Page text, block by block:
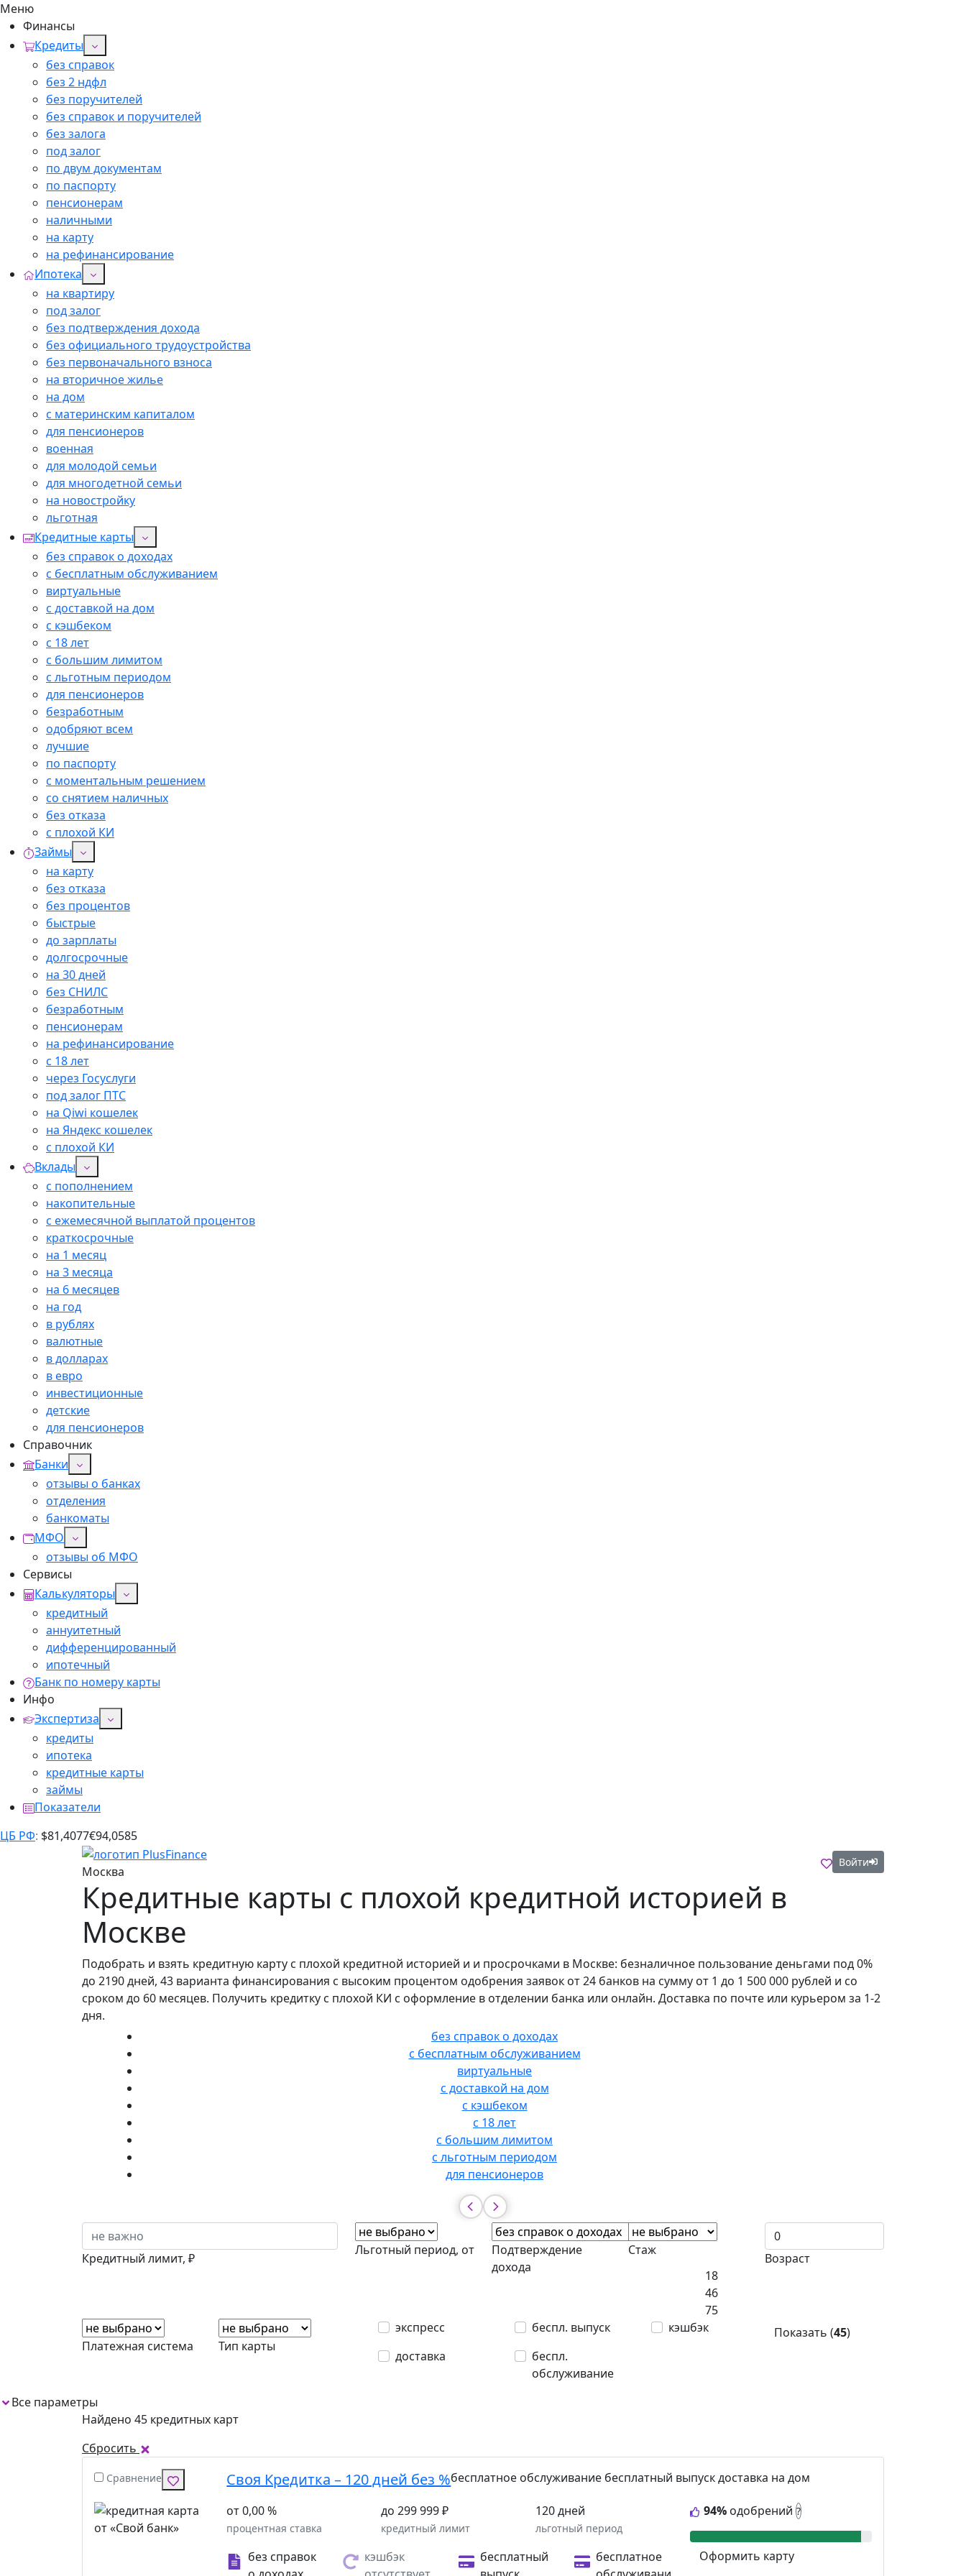
Меню
Финансы
Кредиты
без справок
без 2 ндфл
без поручителей
без справок и поручителей
без залога
под залог
по двум документам
по паспорту
пенсионерам
наличными
на карту
на рефинансирование
Ипотека
на квартиру
под залог
без подтверждения дохода
без официального трудоустройства
без первоначального взноса
на вторичное жилье
на дом
с материнским капиталом
для пенсионеров
военная
для молодой семьи
для многодетной семьи
на новостройку
льготная
Кредитные карты
без справок о доходах
с бесплатным обслуживанием
виртуальные
с доставкой на дом
с кэшбеком
с 18 лет
с большим лимитом
с льготным периодом
для пенсионеров
безработным
одобряют всем
лучшие
по паспорту
с моментальным решением
со снятием наличных
без отказа
с плохой КИ
Займы
на карту
без отказа
без процентов
быстрые
до зарплаты
долгосрочные
на 30 дней
без СНИЛС
безработным
пенсионерам
на рефинансирование
с 18 лет
через Госуслуги
под залог ПТС
на Qiwi кошелек
на Яндекс кошелек
с плохой КИ
Вклады
с пополнением
накопительные
с ежемесячной выплатой процентов
краткосрочные
на 1 месяц
на 3 месяца
на 6 месяцев
на год
в рублях
валютные
в долларах
в евро
инвестиционные
детские
для пенсионеров
Справочник
Банки
отзывы о банках
отделения
банкоматы
МФО
отзывы об МФО
Сервисы
Калькуляторы
кредитный
аннуитетный
дифференцированный
ипотечный
Банк по номеру карты
Инфо
Экспертиза
кредиты
ипотека
кредитные карты
займы
Показатели
ЦБ РФ: $81,4077€94,0585
Москва
Войти
Кредитные карты с плохой кредитной историей в
Москве
Подобрать и взять кредитную карту с плохой кредитной историей и и просрочками в Москве: безналичное пользование деньгами под 0%
до 2190 дней, 43 варианта финансирования с высоким процентом одобрения заявок от 24 банков на сумму от 1 до 1 500 000 рублей и со
сроком до 60 месяцев. Получить кредитку с плохой КИ с оформление в отделении банка или онлайн. Доставка по почте или курьером за 1-2
дня.
без справок о доходах
с бесплатным обслуживанием
виртуальные
с доставкой на дом
с кэшбеком
с 18 лет
с большим лимитом
с льготным периодом
для пенсионеров
Кредитный лимит, ₽
Льготный период, от
Подтверждение
дохода
Стаж
Возраст
18
46
75
Платежная система Тип карты
экспресс
доставка
беспл. выпуск
беспл.
обслуживание
кэшбэк Показать (45)
Все параметры
Найдено 45 кредитных карт
Сбросить
Сравнение Своя Кредитка – 120 дней без %бесплатное обслуживание бесплатный выпускдоставка на дом
от 0,00 %
процентная ставка
до 299 999 ₽
кредитный лимит
120 дней
льготный период
без справок
кэшбэк
бесплатный
бесплатное
94% одобрений?
Оформить карту